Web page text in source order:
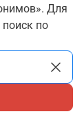
Для
поиск по